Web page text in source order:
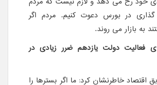
گذاری در بورس دعوت کنیم. مردم اگر
به بازار می روند.
فعالیت دولت یازدهم ضرر زیادی در
اقتصاد خاطرنشان کرد: ما اگر بسترها را